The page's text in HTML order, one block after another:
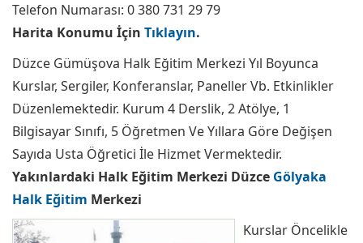
Telefon Numarası: 0 380 731 29 79
Harita Konumu İçin Tıklayın.
Düzce Gümüşova Halk Eğitim Merkezi Yıl Boyunca
Kurslar, Sergiler, Konferanslar, Paneller Vb. Etkinlikler
Düzenlemektedir. Kurum 4 Derslik, 2 Atölye, 1
Bilgisayar Sınıfı, 5 Öğretmen Ve Yıllara Göre Değişen
Sayıda Usta Öğretici İle Hizmet Vermektedir.
Yakınlardaki Halk Eğitim Merkezi Düzce Gölyaka
Halk Eğitim Merkezi
Kurslar Öncelikle